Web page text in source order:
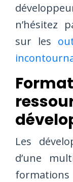
n’hésitez
sur les
Les
d’une